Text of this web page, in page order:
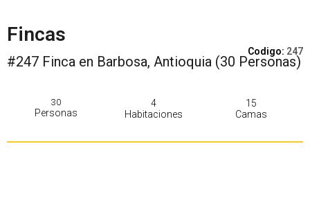
Fincas
Codigo: 247
#247 Finca en Barbosa, Antioquia (30 Personas)
30
Personas
4
Habitaciones
15
Camas